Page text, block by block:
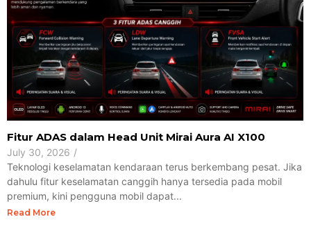
Fitur ADAS dalam Head Unit Mirai Aura AI X100
July 30, 2026 /
Teknologi keselamatan kendaraan terus berkembang pesat. Jika
dahulu fitur keselamatan canggih hanya tersedia pada mobil
premium, kini pengguna mobil dapat...
Read More